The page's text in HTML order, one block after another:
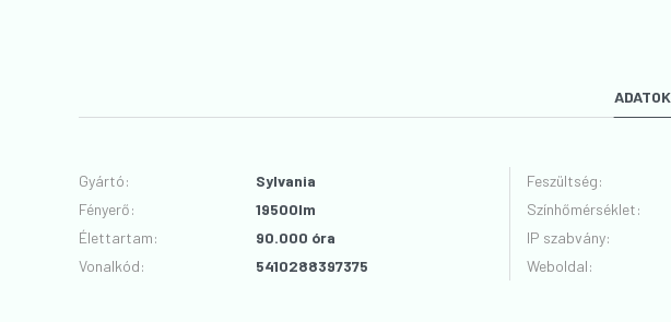
ADATOK
Gyártó: Sylvania Feszültség:
Fényerő: 19500lm Színhőmérséklet:
Élettartam: 90.000 óra IP szabvány:
Vonalkód: 5410288397375 Weboldal: